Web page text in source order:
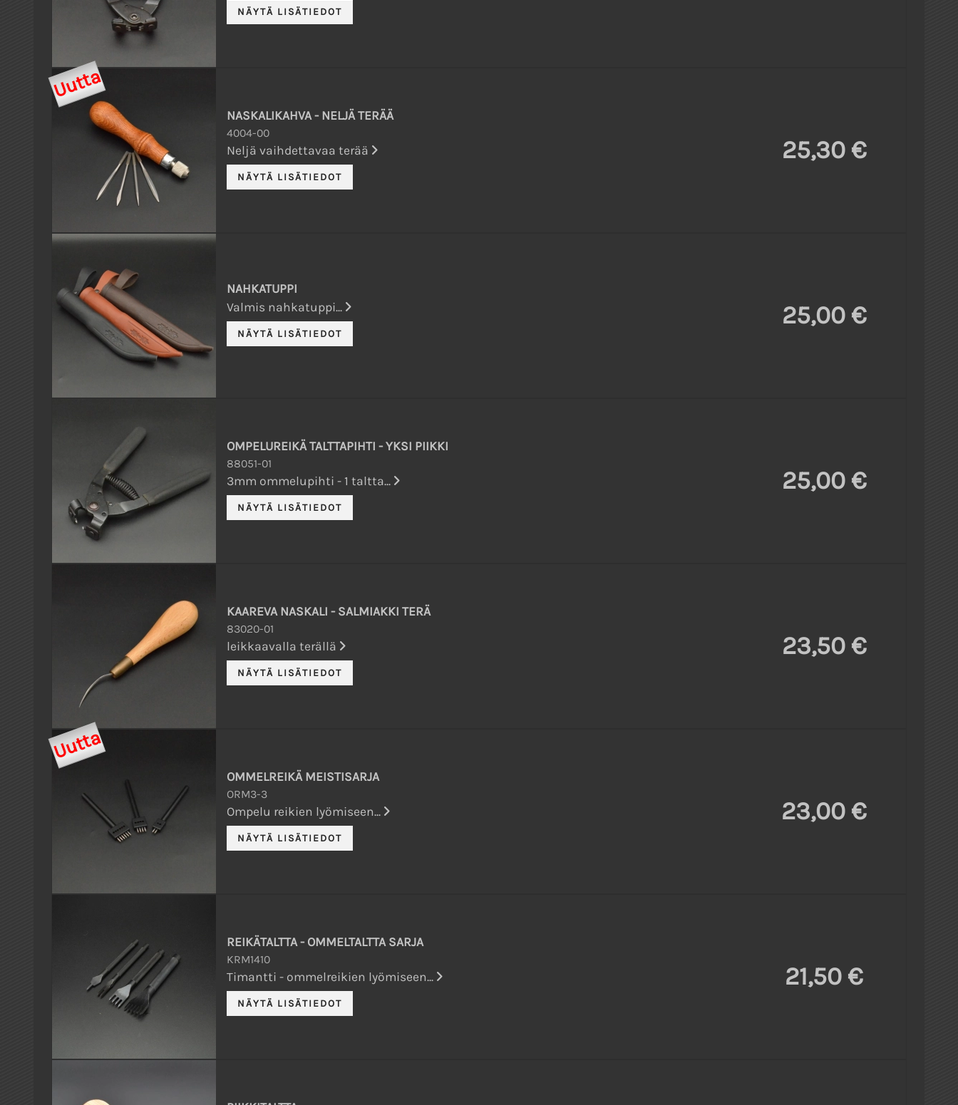
Uutta
NASKALIKAHVA - NELJÄ TERÄÄ
4004-00
Neljä vaihdettavaa terää 25,30 €
NAHKATUPPI
Valmis nahkatuppi...
25,00 €
OMPELUREIKÄ TALTTAPIHTI - YKSI PIIKKI
88051-01
3mm ommelupihti - 1 taltta... 25,00 €
KAAREVA NASKALI - SALMIAKKI TERÄ
83020-01
leikkaavalla terällä 23,50 €
Uutta
OMMELREIKÄ MEISTISARJA
ORM3-3
Ompelu reikien lyömiseen... 23,00 €
REIKÄTALTTA - OMMELTALTTA SARJA
KRM1410
Timantti - ommelreikien lyömiseen... 21,50 €